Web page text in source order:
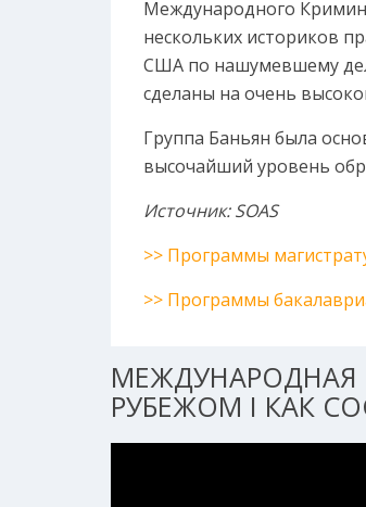
Международного
нескольких историков
США по нашумевшему
сделаны на очень
Группа Баньян была
высочайший уровень
Источник: SOAS
>> Программы
>> Программы
МЕЖДУНАРОДНАЯ
РУБЕЖОМ I КАК